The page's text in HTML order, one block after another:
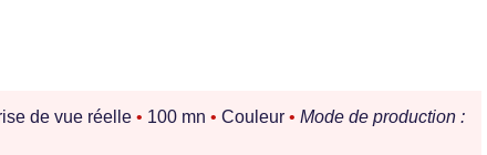
de vue réelle • 100 mn • Couleur • Mode de production :